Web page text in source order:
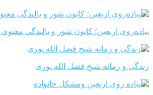
پیاده‌روی اربعین؛ کانون شور و بالندگی معنوی
زندگی و زمانه شیخ فضل الله نوری